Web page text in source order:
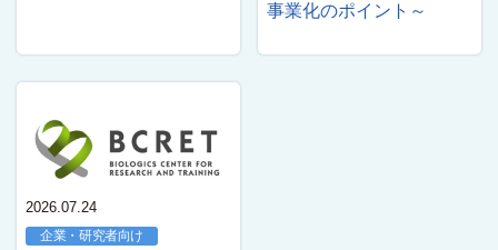
事業化のポイント～
2026.07.24
企業・研究者向け